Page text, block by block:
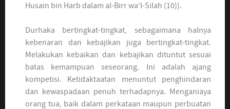
Husain bin Harb dalam al-Birr wa’l-Silah (10)).
Durhaka bertingkat-tingkat, sebagaimana halnya
kebenaran dan kebajikan juga bertingkat-tingkat.
Melakukan kebaikan dan kebajikan dituntut sesuai
batas kemampuan seseorang. Ini adalah ajang
kompetisi. Ketidaktaatan menuntut penghindaran
dan kewaspadaan penuh terhadapnya. Menganiaya
orang tua, baik dalam perkataan maupun perbuatan